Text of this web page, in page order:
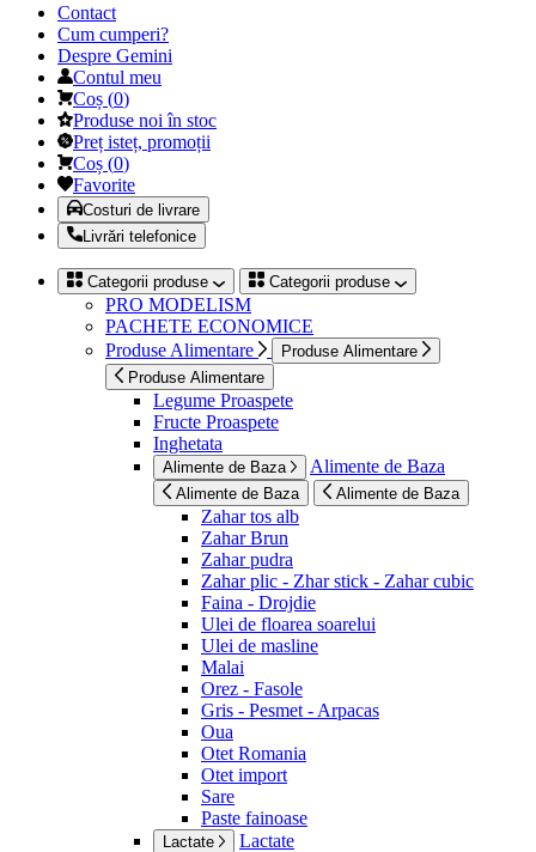
Contact
Cum cumperi?
Despre Gemini
Contul meu
Coș (0)
Produse noi în stoc
Preț isteț, promoții
Coș (0)
Favorite
Costuri de livrare
Livrări telefonice
Categorii produse Categorii produse
PRO MODELISM
PACHETE ECONOMICE
Produse Alimentare
Produse Alimentare
Produse Alimentare
Legume Proaspete
Fructe Proaspete
Inghetata
Alimente de Baza Alimente de Baza
Alimente de Baza Alimente de Baza
Zahar tos alb
Zahar Brun
Zahar pudra
Zahar plic - Zhar stick - Zahar cubic
Faina - Drojdie
Ulei de floarea soarelui
Ulei de masline
Malai
Orez - Fasole
Gris - Pesmet - Arpacas
Oua
Otet Romania
Otet import
Sare
Paste fainoase
Lactate Lactate